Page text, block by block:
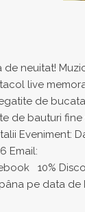
de neuitat!
live
de
de bauturi fine
Eveniment:
Email:
10%
pe data de I